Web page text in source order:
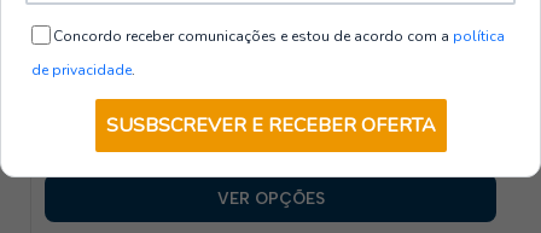
GANGA LAVADO
€38,00 + IVA
VER OPÇÕES
Concordo receber comunicações e estou de acordo com a política
de privacidade.
SUSBSCREVER E RECEBER OFERTA